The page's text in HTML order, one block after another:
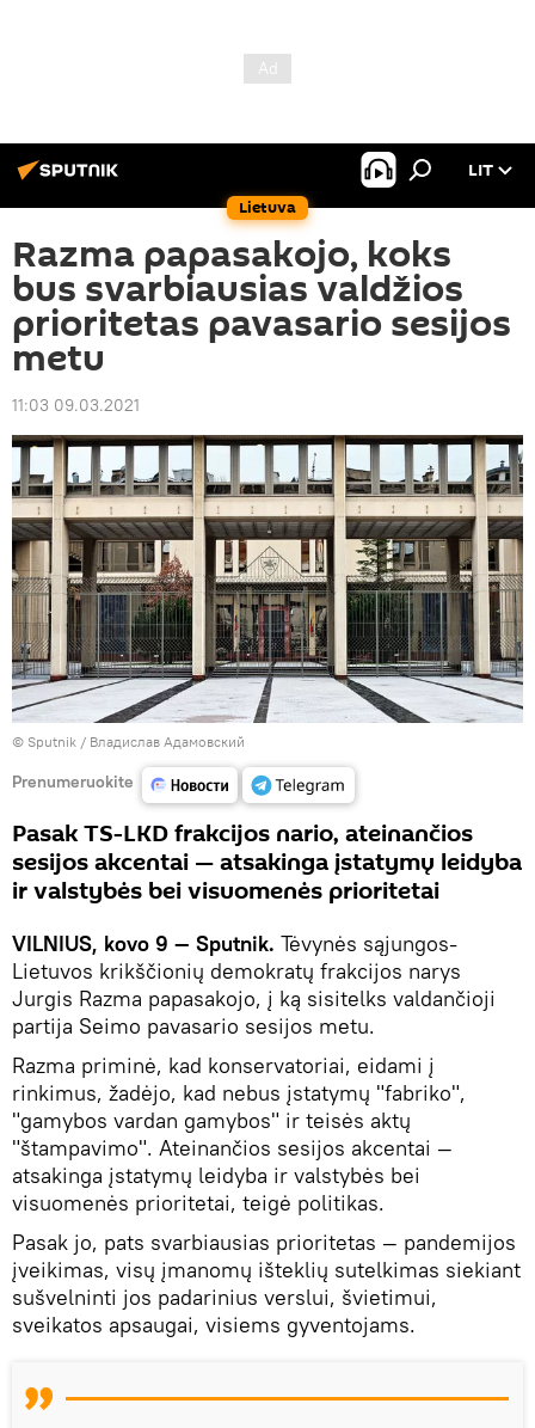
Lietuva
LIT
Razma papasakojo, koks
bus svarbiausias valdžios
prioritetas pavasario sesijos
metu
11:03 09.03.2021
© Sputnik / Владислав Адамовский
Prenumeruokite
Pasak TS-LKD frakcijos nario, ateinančios
sesijos akcentai — atsakinga įstatymų leidyba
ir valstybės bei visuomenės prioritetai
VILNIUS, kovo 9 — Sputnik. Tėvynės sąjungos-
Lietuvos krikščionių demokratų frakcijos narys
Jurgis Razma papasakojo, į ką sisitelks valdančioji
partija Seimo pavasario sesijos metu.
Razma priminė, kad konservatoriai, eidami į
rinkimus, žadėjo, kad nebus įstatymų "fabriko",
"gamybos vardan gamybos" ir teisės aktų
"štampavimo". Ateinančios sesijos akcentai —
atsakinga įstatymų leidyba ir valstybės bei
visuomenės prioritetai, teigė politikas.
Pasak jo, pats svarbiausias prioritetas — pandemijos
įveikimas, visų įmanomų išteklių sutelkimas siekiant
sušvelninti jos padarinius verslui, švietimui,
sveikatos apsaugai, visiems gyventojams.